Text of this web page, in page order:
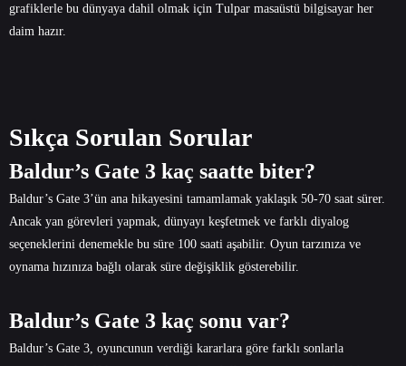
grafiklerle bu dünyaya dahil olmak için Tulpar masaüstü bilgisayar her
daim hazır.
Sıkça Sorulan Sorular
Baldur’s Gate 3 kaç saatte biter?
Baldur’s Gate 3’ün ana hikayesini tamamlamak yaklaşık 50-70 saat sürer.
Ancak yan görevleri yapmak, dünyayı keşfetmek ve farklı diyalog
seçeneklerini denemekle bu süre 100 saati aşabilir. Oyun tarzınıza ve
oynama hızınıza bağlı olarak süre değişiklik gösterebilir.
Baldur’s Gate 3 kaç sonu var?
Baldur’s Gate 3, oyuncunun verdiği kararlara göre farklı sonlarla